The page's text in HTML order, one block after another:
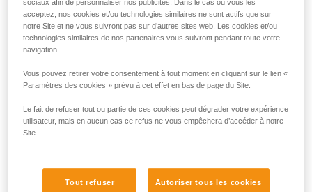
2. ASSURAGE DU SECOND
Avec un REVERSO :
Le leader peut grimper léger avec un REVERSO, qui permet
d’assurer le second confortablement.
sociaux afin de personnaliser nos publicités. Dans le cas où vous les
acceptez, nos cookies et/ou technologies similaires ne sont actifs que sur
notre Site et ne vous suivront pas sur d’autres sites web. Les cookies et/ou
technologies similaires de nos partenaires vous suivront pendant toute votre
navigation.
Vous pouvez retirer votre consentement à tout moment en cliquant sur le lien «
Paramètres des cookies » prévu à cet effet en bas de page du Site.
Le fait de refuser tout ou partie de ces cookies peut dégrader votre expérience
utilisateur, mais en aucun cas ce refus ne vous empêchera d’accéder à notre
Site.
Tout refuser Autoriser tous les cookies